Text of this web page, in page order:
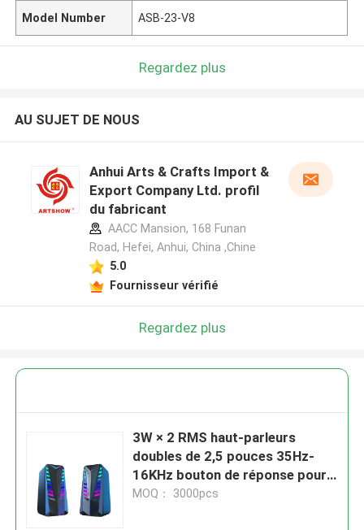
Model Number ASB-23-V8
Regardez plus
AU SUJET DE NOUS
Anhui Arts & Crafts Import &
Export Company Ltd. profil
du fabricant
AACC Mansion, 168 Funan
Road, Hefei, Anhui, China ,Chine
5.0
Fournisseur vérifié
Regardez plus
3W × 2 RMS haut-parleurs
doubles de 2,5 pouces 35Hz-
16KHz bouton de réponse pour
la puissance / le volume Mode
MOQ： 3000pcs